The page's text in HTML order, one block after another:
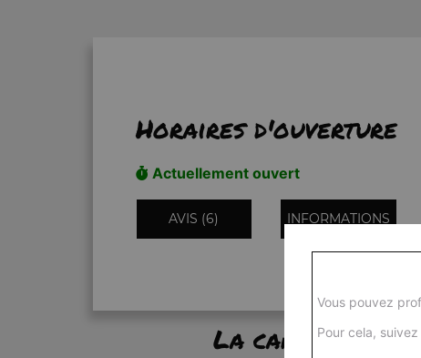
Horaires d'ouverture
Actuellement ouvert
AVIS (6) INFORMATIONS
La carte
Vous pouvez
Pour cela,